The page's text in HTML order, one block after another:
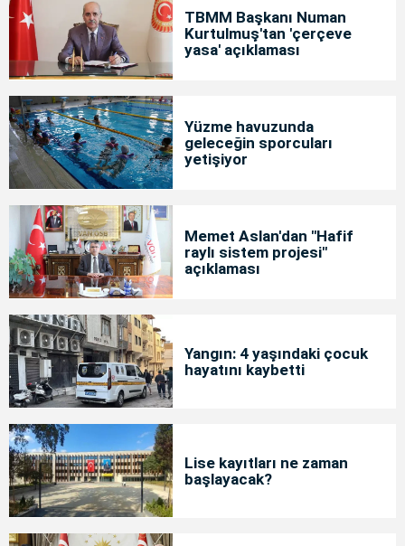
TBMM Başkanı Numan
Kurtulmuş'tan 'çerçeve
yasa' açıklaması
Yüzme havuzunda
geleceğin sporcuları
yetişiyor
Memet Aslan'dan "Hafif
raylı sistem projesi"
açıklaması
Yangın: 4 yaşındaki çocuk
hayatını kaybetti
Lise kayıtları ne zaman
başlayacak?